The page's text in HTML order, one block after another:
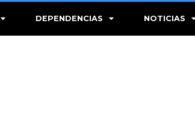
DEPENDENCIAS NOTICIAS